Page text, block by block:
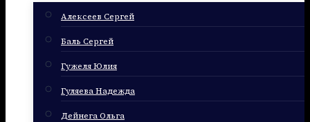
Алексеев Сергей
Баль Сергей
Гужеля Юлия
Гуляева Надежда
Дейнега Ольга